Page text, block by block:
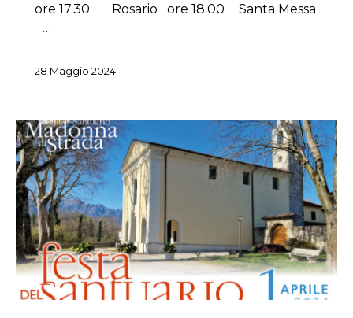
ore 17.30 Rosario ore 18.00 Santa Messa
…
28 Maggio 2024